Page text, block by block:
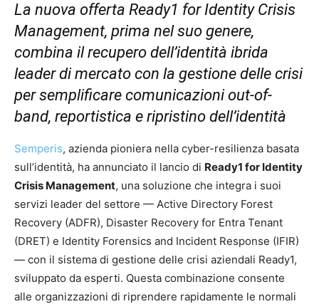
La nuova offerta Ready1 for Identity Crisis
Management, prima nel suo genere,
combina il recupero dell’identità ibrida
leader di mercato con la gestione delle crisi
per semplificare comunicazioni out-of-
band, reportistica e ripristino dell’identità
Semperis, azienda pioniera nella cyber-resilienza basata
sull’identità, ha annunciato il lancio di Ready1 for Identity
Crisis Management, una soluzione che integra i suoi
servizi leader del settore — Active Directory Forest
Recovery (ADFR), Disaster Recovery for Entra Tenant
(DRET) e Identity Forensics and Incident Response (IFIR)
— con il sistema di gestione delle crisi aziendali Ready1,
sviluppato da esperti. Questa combinazione consente
alle organizzazioni di riprendere rapidamente le normali